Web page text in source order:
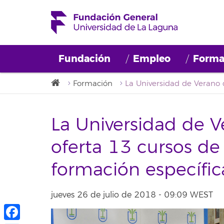
Fundación Empleo
Formación
La Universidad de
oferta 13 cursos
formación
jueves 26 de julio de 2018 - 09:09 WEST